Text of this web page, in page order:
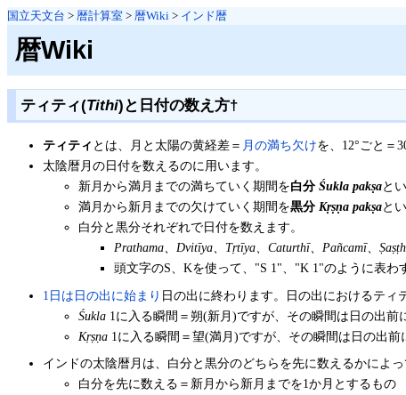
国立天文台 > 暦計算室 > 暦Wiki > インド暦
暦Wiki
ティティ(Tithi)と日付の数え方†
ティティ とは、月と太陽の黄経差＝ 月の満ち欠けを、12°ごと＝
太陰暦月の日付を数えるのに用います。
新月から満月までの満ちていく期間を白分Śukla pakṣaと
満月から新月までの欠けていく期間を黒分Kṛṣṇa pakṣaと
白分と黒分それぞれで日付を数えます。
Prathama、Dvitīya、Tṛtīya、Caturthī、Pañcamī、
頭文字のS、Kを使って、"S 1"、"K 1"のように表わ
1日は日の出に始まり 日の出に終わります。日の出におけるティ
Śukla 1に入る瞬間＝朔(新月)ですが、その瞬間は日の出
Kṛṣṇa 1に入る瞬間＝望(満月)ですが、その瞬間は日の出
インドの太陰暦月は、白分と黒分のどちらを先に数えるかによっ
白分を先に数える＝新月から新月までを1か月とするもの